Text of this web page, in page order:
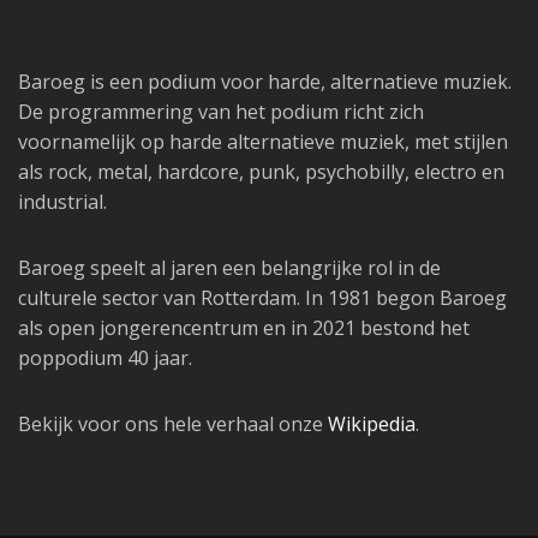
Baroeg is een podium voor harde, alternatieve muziek.
De programmering van het podium richt zich
voornamelijk op harde alternatieve muziek, met stijlen
als rock, metal, hardcore, punk, psychobilly, electro en
industrial.
Baroeg speelt al jaren een belangrijke rol in de
culturele sector van Rotterdam. In 1981 begon Baroeg
als open jongerencentrum en in 2021 bestond het
poppodium 40 jaar.
Bekijk voor ons hele verhaal onze Wikipedia.